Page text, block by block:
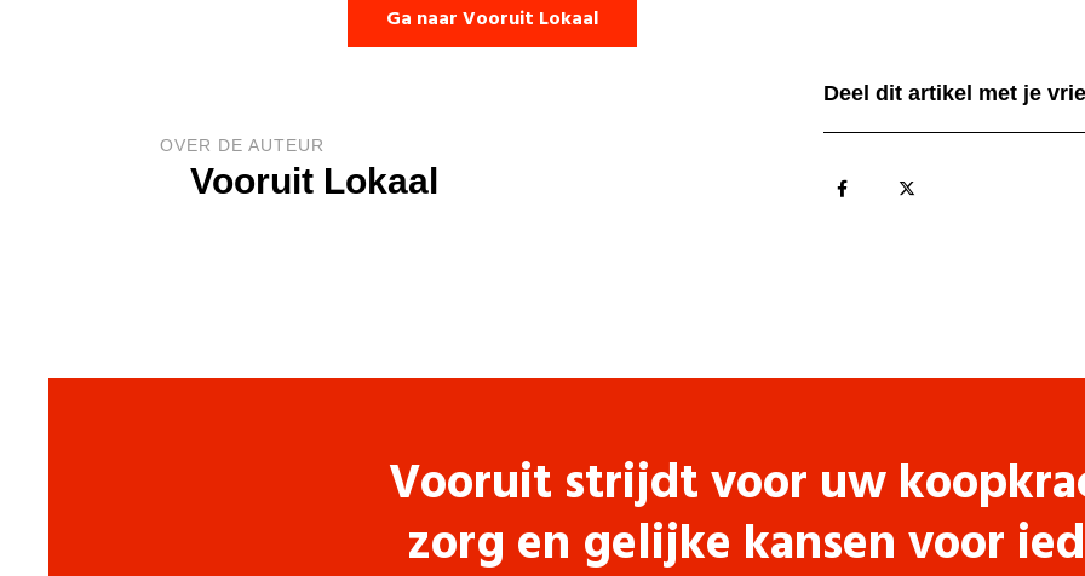
Ga naar Vooruit Lokaal
OVER DE AUTEUR
Vooruit Lokaal
Deel dit artikel met je
Vooruit strijdt voor uw
zorg en gelijke kansen voor